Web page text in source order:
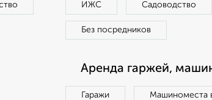
ИЖС Садоводство
Без посредников
Аренда гаржей,
Гаражи Машиноместа